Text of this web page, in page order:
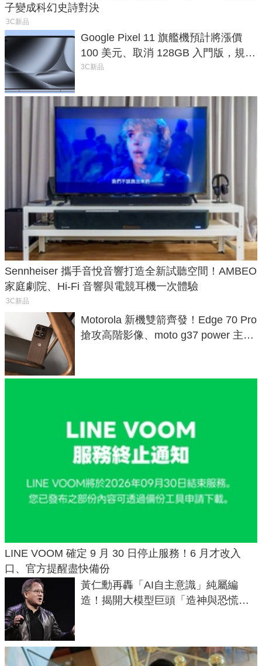
子變成科幻史詩對決
3C新品
Google Pixel 11 旗艦機預計將漲價
100 美元、取消 128GB 入門版，規格
還縮水？
3C新品
Sennheiser 攜手音悅音響打造全新試聽空間！AMBEO
家庭劇院、Hi-Fi 音響與電競耳機一次體驗
3C新品
Motorola 新機雙箭齊發！Edge 70 Pro
搶攻高階影像、moto g37 power 主打
LINE VOOM 確定 9 月 30 日停止服務！6 月才改入
口、官方提醒盡快備份
黃仁勳再轟「AI自主意識」純屬編
造！揭開大模型巨頭「造神與恐慌行